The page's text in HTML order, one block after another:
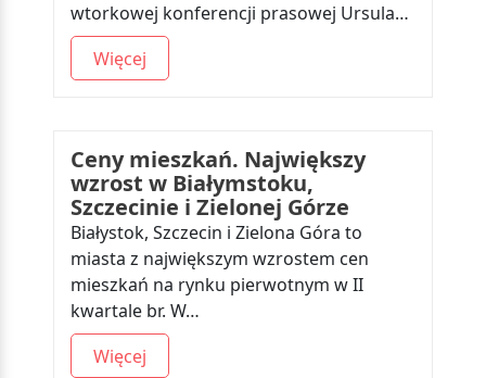
wtorkowej konferencji prasowej Ursula…
Więcej
Ceny mieszkań. Największy
wzrost w Białymstoku,
Szczecinie i Zielonej Górze
Białystok, Szczecin i Zielona Góra to
miasta z największym wzrostem cen
mieszkań na rynku pierwotnym w II
kwartale br. W…
Więcej